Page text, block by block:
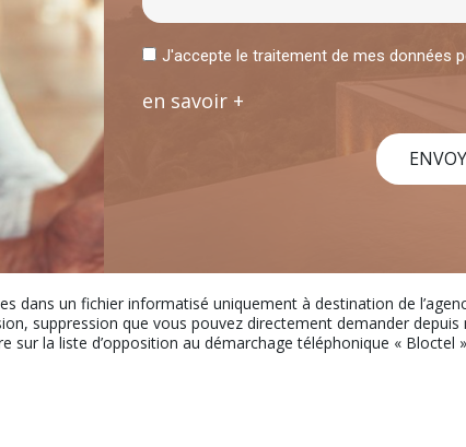
J'accepte le traitement de mes données
en savoir +
dans un fichier informatisé uniquement à destination de
suppression que vous pouvez directement demander
sur la liste d’opposition au démarchage téléphonique « Bloctel